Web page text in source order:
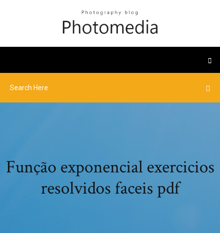
Função exponencial exercicios
resolvidos faceis pdf